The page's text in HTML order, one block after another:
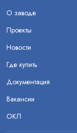
О заводе
Проекты
Новости
Где купить
Документация
Вакансии
ОКЛ